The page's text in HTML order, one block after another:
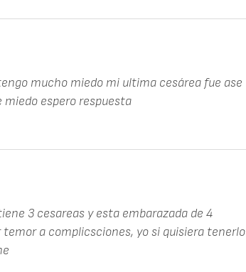
mucho miedo mi ultima cesárea fue ase
miedo espero respuesta
3 cesareas y esta embarazada de 4
a complicsciones, yo si quisiera tenerlo